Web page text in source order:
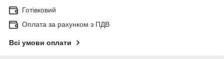
Готівковий
Оплата за рахунком з ПДВ
Всі умови оплати